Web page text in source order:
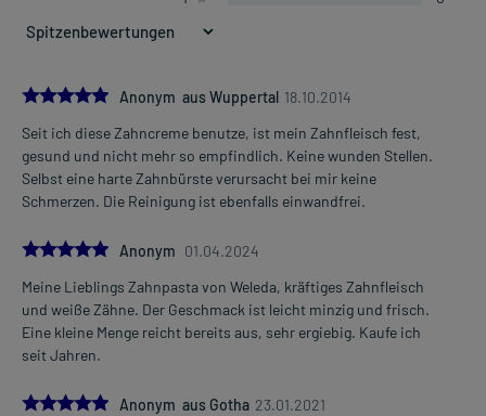
5.0Anonym aus Wuppertal 18.10.2014
Seit ich diese Zahncreme benutze, ist mein Zahnfleisch fest,
gesund und nicht mehr so empfindlich. Keine wunden Stellen.
Selbst eine harte Zahnbürste verursacht bei mir keine
Schmerzen. Die Reinigung ist ebenfalls einwandfrei.
5.0Anonym 01.04.2024
Meine Lieblings Zahnpasta von Weleda, kräftiges Zahnfleisch
und weiße Zähne. Der Geschmack ist leicht minzig und frisch.
Eine kleine Menge reicht bereits aus, sehr ergiebig. Kaufe ich
seit Jahren.
5.0Anonym aus Gotha 23.01.2021